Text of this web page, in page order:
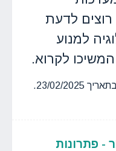
לדעת
למנוע
לקרוא.
הכתבה פורסמה ע"י רומי גבעון, בתאריך 23/02/2025.
- פתרונות